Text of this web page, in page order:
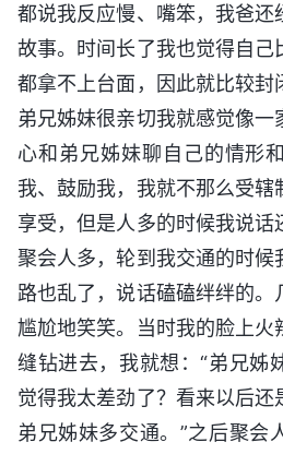
都说我反应慢、嘴笨，我爸还
故事。时间长了我也觉得自己
都拿不上台面，因此就比较封
弟兄姊妹很亲切我就感觉像
心和弟兄姊妹聊自己的情形
我、鼓励我，我就不那么受辖
享受，但是人多的时候我说话
聚会人多，轮到我交通的时候
路也乱了，说话磕磕绊绊的
尴尬地笑笑。当时我的脸上火
缝钻进去，我就想：“弟兄姊
觉得我太差劲了？看来以后还
弟兄姊妹多交通。”之后聚会